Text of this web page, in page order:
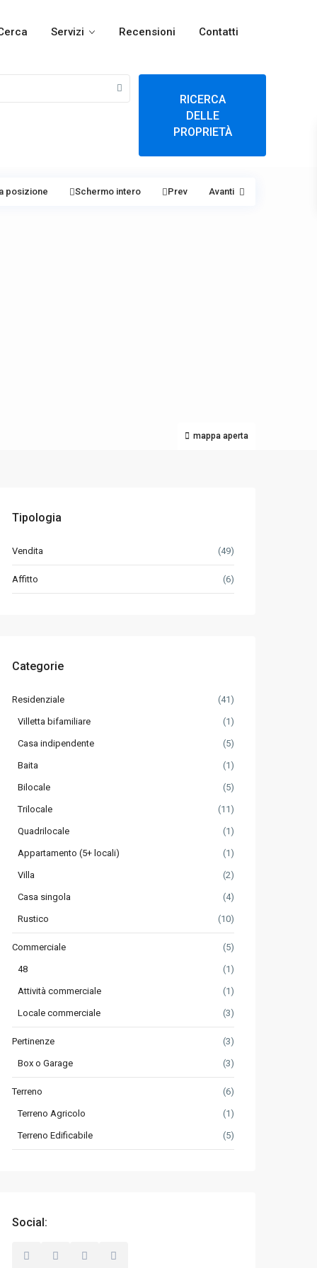
Servizi Recensioni Contatti
RICERCA
DELLE
PROPRIETÀ
mappa aperta
posizione Schermo intero Prev Avanti
Tipologia
Vendita (49)
Affitto (6)
Categorie
Residenziale (41)
Villetta bifamiliare (1)
Casa indipendente (5)
Baita (1)
Bilocale (5)
Trilocale (11)
Quadrilocale (1)
Appartamento (5+ locali) (1)
Villa (2)
Casa singola (4)
Rustico (10)
Commerciale (5)
48 (1)
Attività commerciale (1)
Locale commerciale (3)
Pertinenze (3)
Box o Garage (3)
Terreno (6)
Terreno Agricolo (1)
Terreno Edificabile (5)
Social: